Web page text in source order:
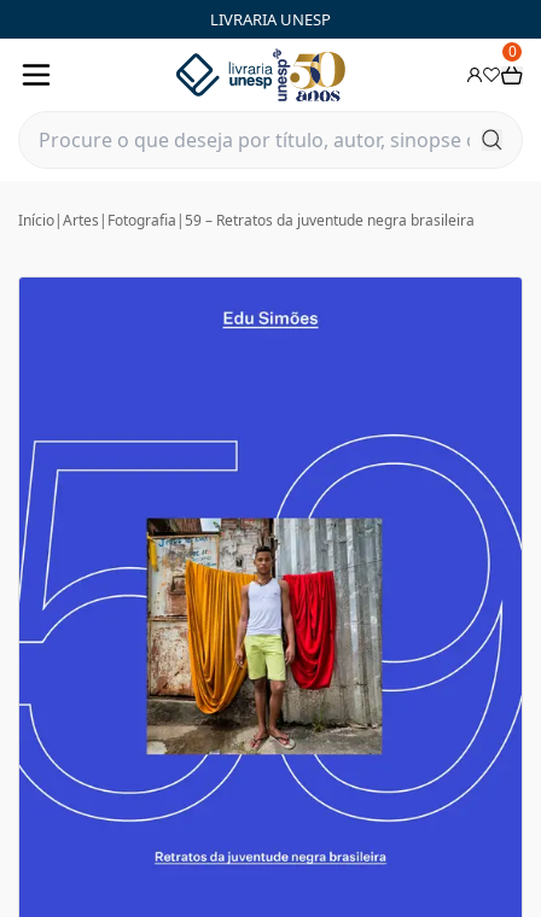
LIVRARIA UNESP
0
Início|Artes | Fotografia | 59 – Retratos da juventude negra brasileira